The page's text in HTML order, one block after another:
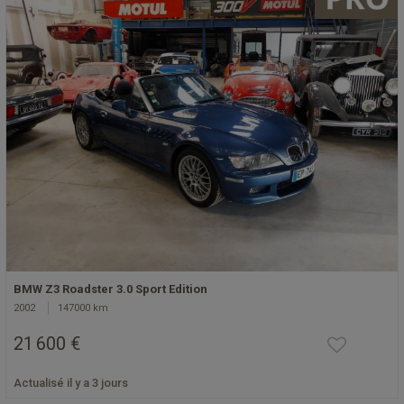
BMW Z3 Roadster 3.0 Sport Edition
2002 147000 km
21 600 €
Actualisé il y a 3 jours